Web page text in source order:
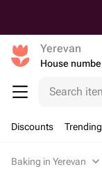
Yerevan
Search
Discounts Trending
Baking in Yerevan